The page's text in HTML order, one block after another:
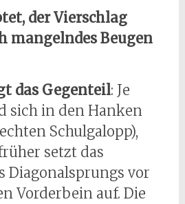
der Vierschlag
mangelndes Beugen
das Gegenteil: Je
sich in den Hanken
Schulgalopp),
setzt das
Diagonalsprungs vor
Vorderbein auf. Die